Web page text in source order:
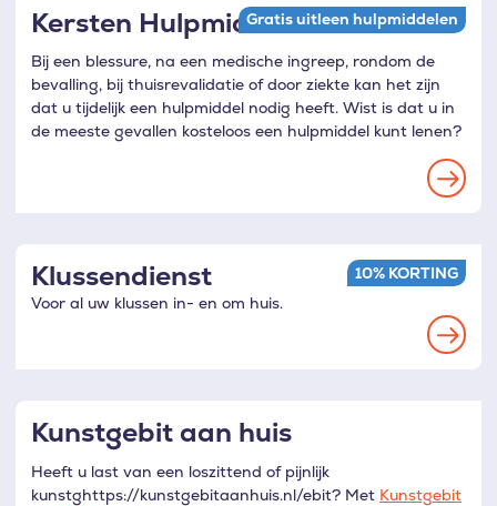
Kersten Hulpmiddelen
Bij een blessure, na een medische ingreep, rondom de
bevalling, bij thuisrevalidatie of door ziekte kan het zijn
dat u tijdelijk een hulpmiddel nodig heeft. Wist is dat u in
de meeste gevallen kosteloos een hulpmiddel kunt lenen?
Read
Gratis uitleen hulpmiddelen
Klussendienst
Voor al uw klussen in- en om huis.
Read
10% KORTING
Kunstgebit aan huis
Heeft u last van een loszittend of pijnlijk
kunstghttps://kunstgebitaanhuis.nl/ebit? Met Kunstgebit